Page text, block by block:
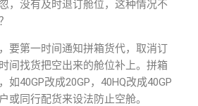
，没有及时退订舱位，这种情况不
要第一时间通知拼箱货代，取消订
间找货把空出来的舱位补上。拼箱
如40GP改成20GP，40HQ改成40GP
或同行配货来设法防止空舱。